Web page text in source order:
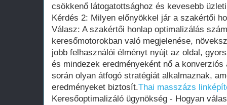
csökkenő látogatottsághoz és kevesebb
Kérdés 2: Milyen előnyökkel jár a szakértői
Válasz: A szakértői honlap optimalizálás
keresőmotorokban való megjelenése,
jobb felhasználói élményt nyújt az oldal,
és mindezek eredményeként nő a
során olyan átfogó stratégiát alkalmaznak,
eredményeket biztosít.Thai masszázs
Keresőoptimalizáló ügynökség - Hogyan